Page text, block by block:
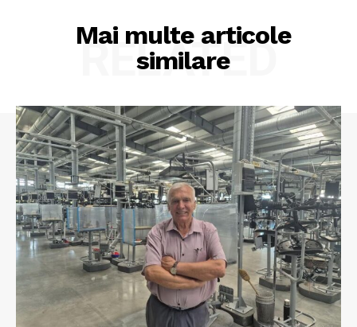
Mai multe articole
similare
RELATED